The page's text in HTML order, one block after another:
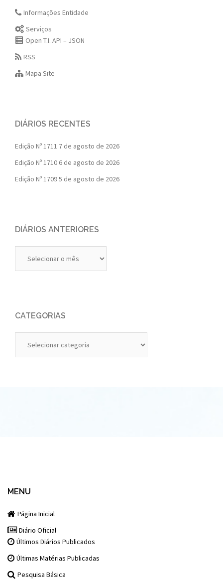
Informações Entidade
Serviços
Open T.I. API – JSON
RSS
Mapa Site
DIÁRIOS RECENTES
Edição Nº 1711 7 de agosto de 2026
Edição Nº 1710 6 de agosto de 2026
Edição Nº 17095 de agosto de 2026
DIÁRIOS ANTERIORES
Anteriores
CATEGORIAS
MENU
Página Inicial
Diário Oficial
Últimos Diários Publicados
Últimas Matérias Publicadas
Pesquisa Básica